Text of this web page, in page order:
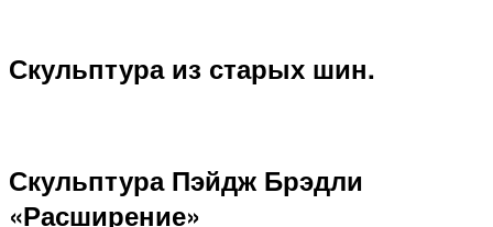
Скульптура из старых шин.
Скульптура Пэйдж Брэдли
«Расширение»